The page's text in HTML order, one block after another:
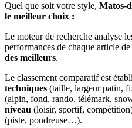
Quel que soit votre style, Matos-
le meilleur choix :
Le moteur de recherche analyse
performances de chaque article
des meilleurs.
Le classement comparatif est
techniques (taille, largeur patin,
(alpin, fond, rando, télémark,
niveau (loisir, sportif,
(piste, poudreuse…).